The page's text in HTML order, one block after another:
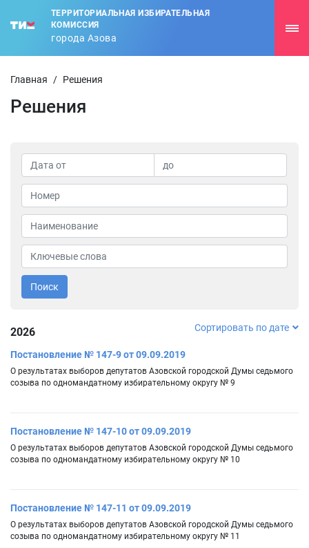
ТЕРРИТОРИАЛЬНАЯ ИЗБИРАТЕЛЬНАЯ
КОМИССИЯ
города Азова
Главная / Решения
Решения
Поиск
2026 Сортировать по дате
Постановление № 147-9 от 09.09.2019
О результатах выборов депутатов Азовской городской Думы седьмого
созыва по одномандатному избирательному округу № 9
Постановление № 147-10 от 09.09.2019
О результатах выборов депутатов Азовской городской Думы седьмого
созыва по одномандатному избирательному округу № 10
Постановление № 147-11 от 09.09.2019
О результатах выборов депутатов Азовской городской Думы седьмого
созыва по одномандатному избирательному округу № 11